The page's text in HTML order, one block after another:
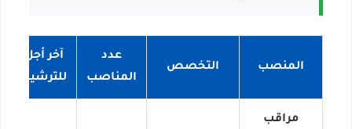
المنصب التخصص
عدد
المناصب
آخر أجل
للترشيح
مراقب